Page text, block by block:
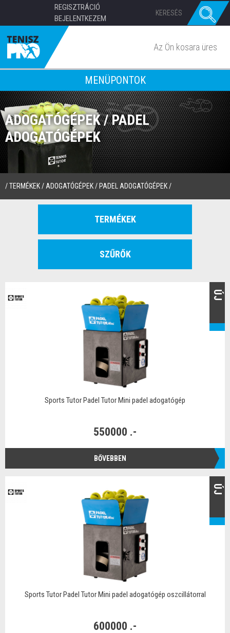
REGISZTRÁCIÓ
BEJELENTKEZEM
Az Ön kosara üres
MENÜPONTOK
ADOGATÓGÉPEK / PADEL
ADOGATÓGÉPEK
/TERMÉKEK/ ADOGATÓGÉPEK/ PADEL ADOGATÓGÉPEK/
TERMÉKEK
SZŰRŐK
ÚJ
Sports Tutor Padel Tutor Mini padel adogatógép
550000 .-
BŐVEBBEN
ÚJ
Sports Tutor Padel Tutor Mini padel adogatógép oszcillátorral
600000 .-